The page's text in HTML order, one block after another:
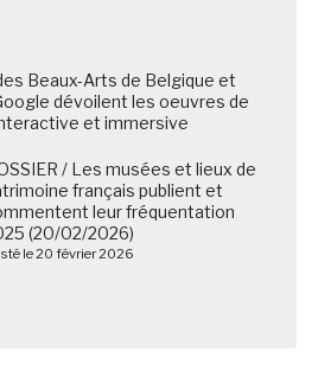
Beaux-Arts de Belgique et
dévoilent les oeuvres de
et immersive
/ Les musées et lieux de
français publient et
leur fréquentation
(20/02/2026)
le 20 février 2026